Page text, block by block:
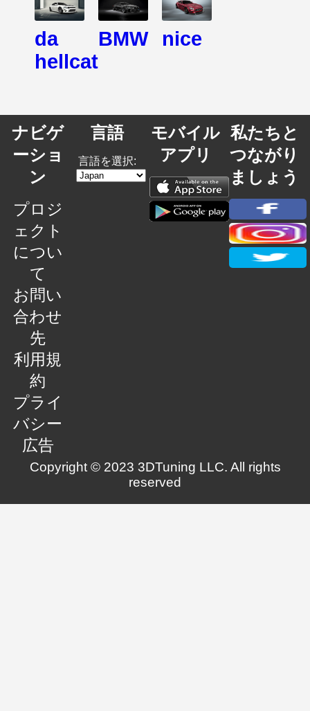
da
hellcat
BMW nice
ナビゲ
ーショ
ン
プロジ
ェクト
につい
て
お問い
合わせ
先
利用規
約
プライ
バシー
広告
言語
言語を選択:
モバイル
アプリ
私たちと
つながり
ましょう
Copyright © 2023 3DTuning LLC. All rights
reserved